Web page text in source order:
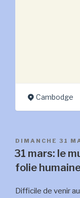
Cambodge
PUBLIÉ
LE
DIMANCHE 31
31 mars: le
folie
Difficile de venir